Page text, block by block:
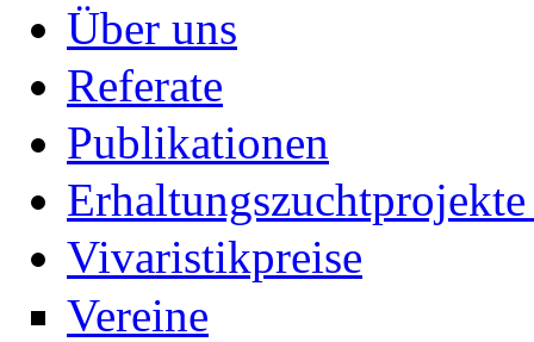
Über uns
Referate
Publikationen
Vivaristikpreise
Vereine